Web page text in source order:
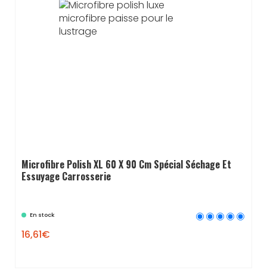
Microfibre Polish XL 60 X 90 Cm Spécial Séchage Et
Essuyage Carrosserie
En stock
16,61€